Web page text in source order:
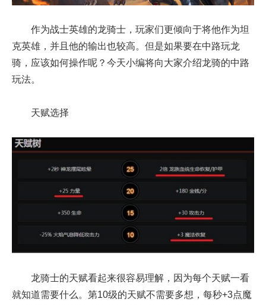
作为战士英雄的龙骑士，玩家们更倾向于将他作为坦
克英雄，并且他的输出也较高。但是如果要在中路玩龙
骑，应该如何操作呢？今天小编将向大家介绍龙骑的中路
玩法。
天赋选择
龙骑士的天赋看起来很容易理解，因为每个天赋一看
就知道需要什么。第10级的天赋不需要多想，每秒+3点魔